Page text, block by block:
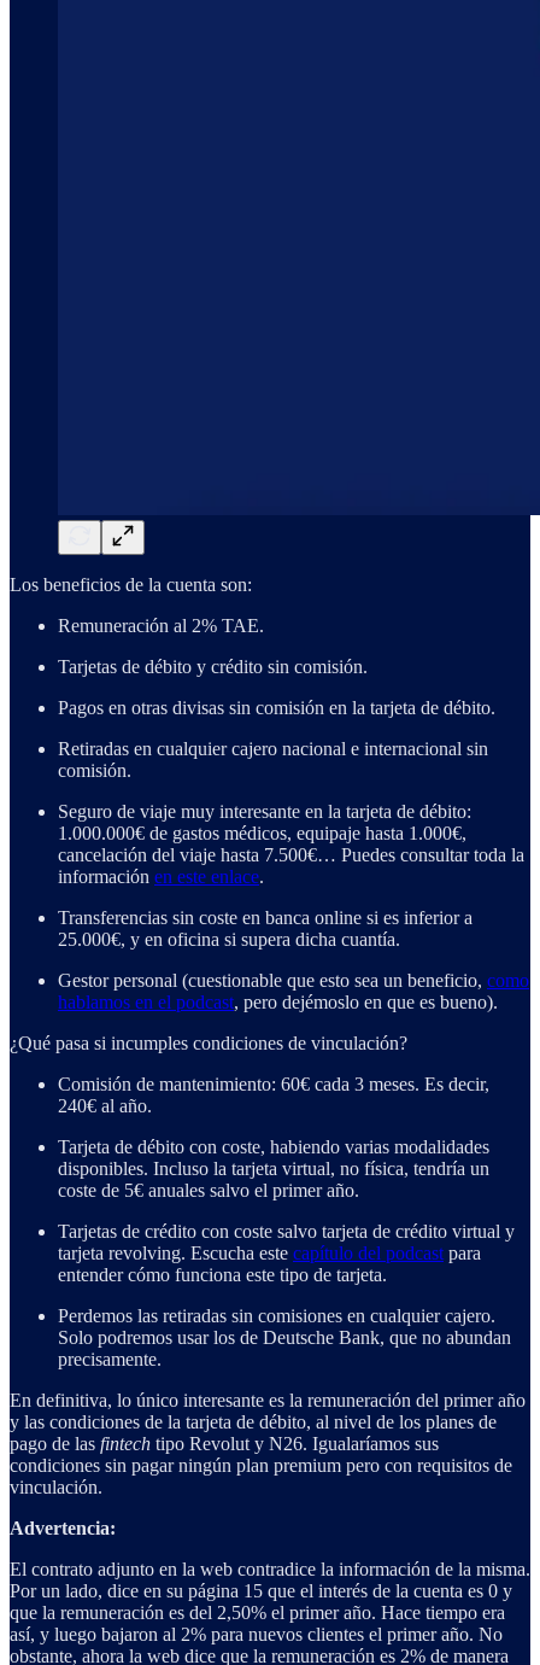
Los beneficios de la cuenta son:
Remuneración al 2% TAE.
Tarjetas de débito y crédito sin comisión.
Pagos en otras divisas sin comisión en la tarjeta de débito.
Retiradas en cualquier cajero nacional e internacional sin
comisión.
Seguro de viaje muy interesante en la tarjeta de débito:
1.000.000€ de gastos médicos, equipaje hasta 1.000€,
cancelación del viaje hasta 7.500€… Puedes consultar toda la
información en este enlace.
Transferencias sin coste en banca online si es inferior a
25.000€, y en oficina si supera dicha cuantía.
Gestor personal (cuestionable que esto sea un beneficio, como
hablamos en el podcast, pero dejémoslo en que es bueno).
¿Qué pasa si incumples condiciones de vinculación?
Comisión de mantenimiento: 60€ cada 3 meses. Es decir,
240€ al año.
Tarjeta de débito con coste, habiendo varias modalidades
disponibles. Incluso la tarjeta virtual, no física, tendría un
coste de 5€ anuales salvo el primer año.
Tarjetas de crédito con coste salvo tarjeta de crédito virtual y
tarjeta revolving. Escucha este capítulo del podcast para
entender cómo funciona este tipo de tarjeta.
Perdemos las retiradas sin comisiones en cualquier cajero.
Solo podremos usar los de Deutsche Bank, que no abundan
precisamente.
En definitiva, lo único interesante es la remuneración del primer año
y las condiciones de la tarjeta de débito, al nivel de los planes de
pago de las fintech tipo Revolut y N26. Igualaríamos sus
condiciones sin pagar ningún plan premium pero con requisitos de
vinculación.
Advertencia:
El contrato adjunto en la web contradice la información de la misma.
Por un lado, dice en su página 15 que el interés de la cuenta es 0 y
que la remuneración es del 2,50% el primer año. Hace tiempo era
así, y luego bajaron al 2% para nuevos clientes el primer año. No
obstante, ahora la web dice que la remuneración es 2% de manera